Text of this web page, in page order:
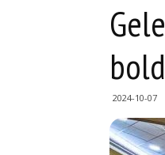
2024-10-07